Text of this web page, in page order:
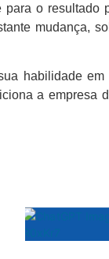
o resultado
mudança,
habilidade
a empresa